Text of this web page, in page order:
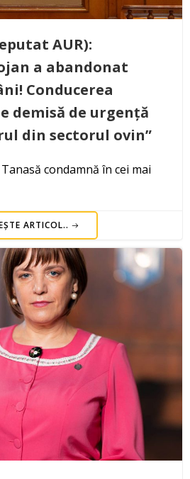
AUR):
a abandonat
Conducerea
demisă de urgență
din sectorul ovin”
condamnă în cei mai
ARTICOL..